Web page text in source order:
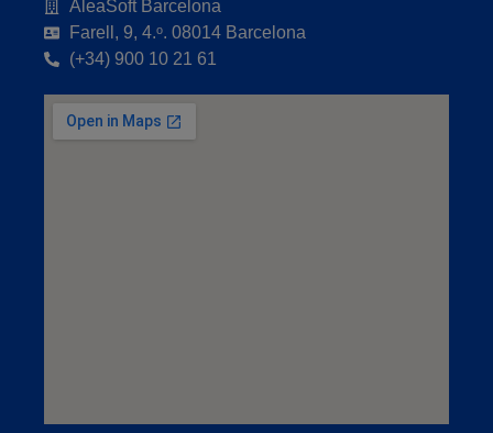
AleaSoft Barcelona
Farell, 9, 4.ᵒ. 08014 Barcelona
(+34) 900 10 21 61